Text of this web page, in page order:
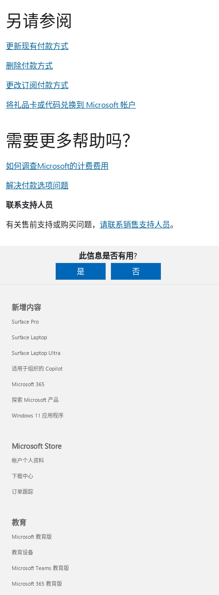
另请参阅
更新现有付款方式
删除付款方式
更改订阅付款方式
将礼品卡或代码兑换到 Microsoft 帐户
需要更多帮助吗？
如何调查Microsoft的计费费用
解决付款选项问题
联系支持人员
有关售前支持或购买问题， 请联系销售支持人员。
此信息是否有用?
是
否
新增内容
Surface Pro
Surface Laptop
Surface Laptop Ultra
适用于组织的 Copilot
Microsoft 365
探索 Microsoft 产品
Windows 11 应用程序
Microsoft Store
帐户个人资料
下载中心
订单跟踪
教育
Microsoft 教育版
教育设备
Microsoft Teams 教育版
Microsoft 365 教育版